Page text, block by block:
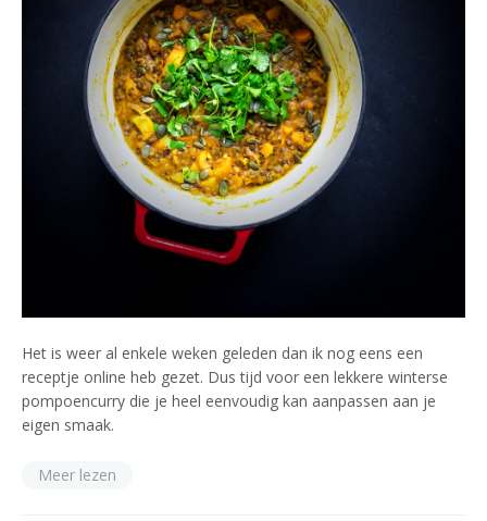
Het is weer al enkele weken geleden dan ik nog eens een
receptje online heb gezet. Dus tijd voor een lekkere winterse
pompoencurry die je heel eenvoudig kan aanpassen aan je
eigen smaak.
Meer lezen